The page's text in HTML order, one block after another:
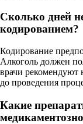
Сколько дней
кодированием?
Кодирование
Алкоголь должен
врачи рекомендуют
до проведения
Какие